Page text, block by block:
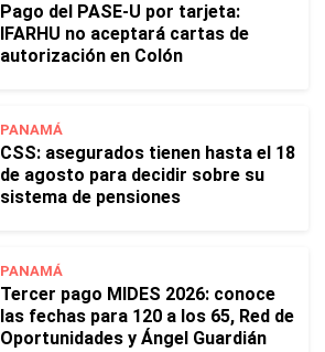
Pago del PASE-U por tarjeta:
IFARHU no aceptará cartas de
autorización en Colón
PANAMÁ
CSS: asegurados tienen hasta el 18
de agosto para decidir sobre su
sistema de pensiones
PANAMÁ
Tercer pago MIDES 2026: conoce
las fechas para 120 a los 65, Red de
Oportunidades y Ángel Guardián